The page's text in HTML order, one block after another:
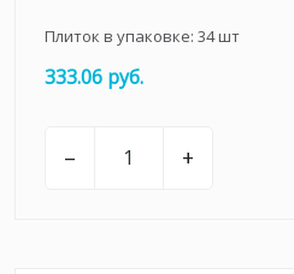
Плиток в упаковке: 34шт
333.06 руб.
– +